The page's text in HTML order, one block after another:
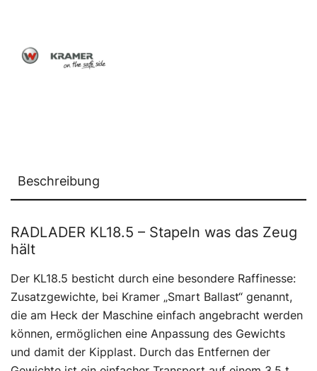
Beschreibung
RADLADER KL18.5 – Stapeln was das Zeug
hält
Der KL18.5 besticht durch eine besondere Raffinesse:
Zusatzgewichte, bei Kramer „Smart Ballast“ genannt,
die am Heck der Maschine einfach angebracht werden
können, ermöglichen eine Anpassung des Gewichts
und damit der Kipplast. Durch das Entfernen der